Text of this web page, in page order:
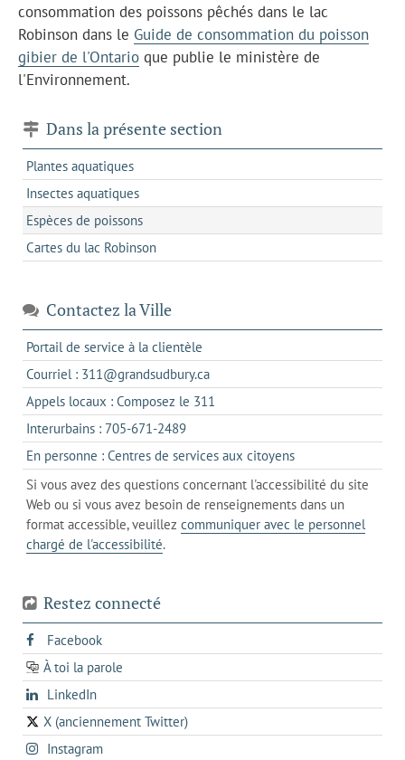
consommation des poissons pêchés dans le lac
Robinson dans le Guide de consommation du poisson
gibier de l'Ontario que publie le ministère de
l'Environnement.
Dans la présente section
Plantes aquatiques
Insectes aquatiques
Espèces de poissons
Cartes du lac Robinson
Contactez la Ville
Portail de service à la clientèle
dans
un
nouvel
Courriel : 311@grandsudbury.cas'ouvre
dans
votre
de
messagerie
Appels locaux : Composez le 311
dans
un
client
de
votre
téléphone
Interurbains : 705-671-2489s'ouvre
dans
un
client
de
votre
En personne : Centres de services aux citoyenss'ouvre
dans
l'onglet
actuel
Si vous avez des questions concernant l'accessibilité du site
Web ou si vous avez besoin de renseignements dans un
format accessible, veuillez communiquer avec le personnel
chargé de l'accessibilité.
Restez connecté
Facebooks'ouvre
dans
un
onglet
À toi la parole
opens
in
a
new
tab
LinkedInopens
in
a
new
X (anciennement Twitter)
s'ouvre
dansInstagrams'ouvre